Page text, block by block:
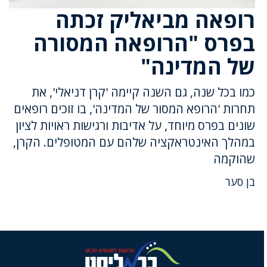
רופאה מביאליק זכתה
בפרס "הרופאה המסורה
של המדינה"
כמו בכל שנה, גם השנה קיימה 'קרן דניאלי', את
תחרות 'הרופא המסור של המדינה', בו זוכים רופאים
שונים בפרס מיוחד, על אדיבות ורגישות ראויות לציון
במהלך האינטראקציה שלהם עם המטופלים. הקרן,
שהוקמה
בן סער